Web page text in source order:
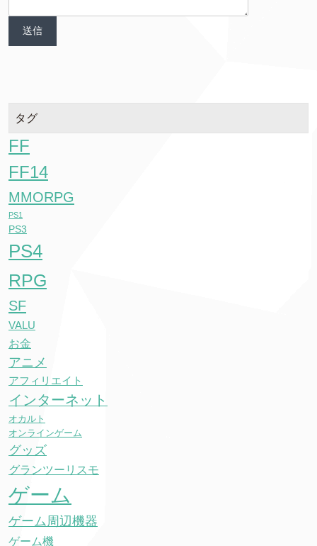
タグ
FF
FF14
MMORPG
PS1
PS3
PS4
RPG
SF
VALU
お金
アニメ
アフィリエイト
インターネット
オカルト
オンラインゲーム
グッズ
グランツーリスモ
ゲーム
ゲーム周辺機器
ゲーム機